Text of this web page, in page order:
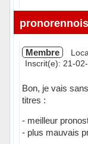
Hors ligne
pronorennois
Membre
Inscrit(e): 21-
Bon, je vais
titres :
- meilleur
- plus mauvais